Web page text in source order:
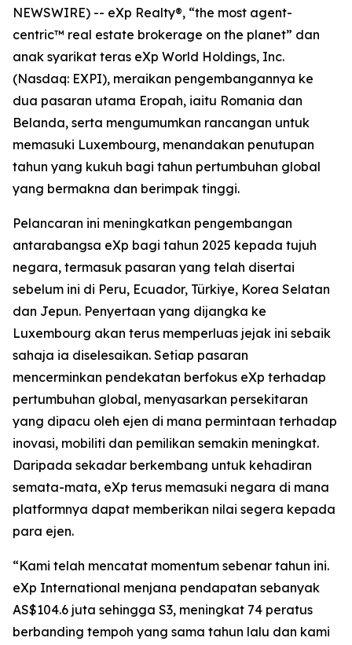
NEWSWIRE) -- eXp Realty®, “the most agent-
centric™ real estate brokerage on the planet” dan
anak syarikat teras eXp World Holdings, Inc.
(Nasdaq: EXPI), meraikan pengembangannya ke
dua pasaran utama Eropah, iaitu Romania dan
Belanda, serta mengumumkan rancangan untuk
memasuki Luxembourg, menandakan penutupan
tahun yang kukuh bagi tahun pertumbuhan global
yang bermakna dan berimpak tinggi.
Pelancaran ini meningkatkan pengembangan
antarabangsa eXp bagi tahun 2025 kepada tujuh
negara, termasuk pasaran yang telah disertai
sebelum ini di Peru, Ecuador, Türkiye, Korea Selatan
dan Jepun. Penyertaan yang dijangka ke
Luxembourg akan terus memperluas jejak ini sebaik
sahaja ia diselesaikan. Setiap pasaran
mencerminkan pendekatan berfokus eXp terhadap
pertumbuhan global, menyasarkan persekitaran
yang dipacu oleh ejen di mana permintaan terhadap
inovasi, mobiliti dan pemilikan semakin meningkat.
Daripada sekadar berkembang untuk kehadiran
semata-mata, eXp terus memasuki negara di mana
platformnya dapat memberikan nilai segera kepada
para ejen.
“Kami telah mencatat momentum sebenar tahun ini.
eXp International menjana pendapatan sebanyak
AS$104.6 juta sehingga S3, meningkat 74 peratus
berbanding tempoh yang sama tahun lalu dan kami